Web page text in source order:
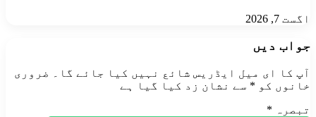
اگست 7, 2026
جواب دیں
آپ کا ای میل ایڈریس شائع نہیں کیا جائے گا۔
ضروری
خانوں کو * سے نشان زد کیا گیا ہے
تبصرہ *